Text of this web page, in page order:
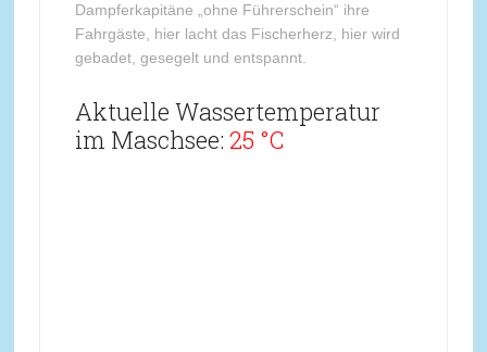
Dampferkapitäne „ohne Führerschein“ ihre
Fahrgäste, hier lacht das Fischerherz, hier wird
gebadet, gesegelt und entspannt.
Aktuelle Wassertemperatur
im Maschsee: 25 °C